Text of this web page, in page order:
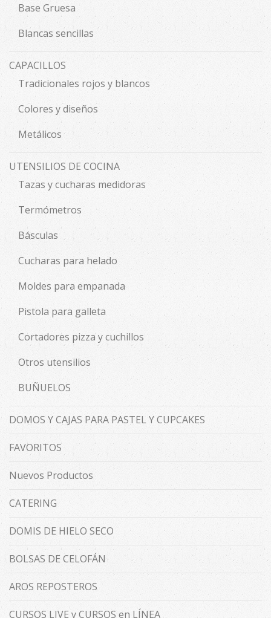
Base Gruesa
Blancas sencillas
CAPACILLOS
Tradicionales rojos y blancos
Colores y diseños
Metálicos
UTENSILIOS DE COCINA
Tazas y cucharas medidoras
Termómetros
Básculas
Cucharas para helado
Moldes para empanada
Pistola para galleta
Cortadores pizza y cuchillos
Otros utensilios
BUÑUELOS
DOMOS Y CAJAS PARA PASTEL Y CUPCAKES
FAVORITOS
Nuevos Productos
CATERING
DOMIS DE HIELO SECO
BOLSAS DE CELOFÁN
AROS REPOSTEROS
CURSOS LIVE y CURSOS en LÍNEA